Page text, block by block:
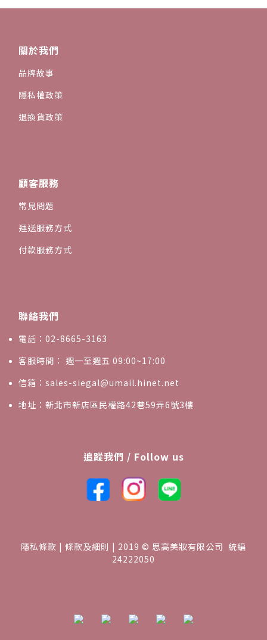
關於我們
品牌故事
隱私權政策
退換貨政策
顧客服務
常見問題
運送服務方式
付款服務方式
聯絡我們
電話：02-8665-3163
客服時間： 週一至週五 09:00~17:00
信箱：sales-siegal@umail.hinet.net
地址：新北市新店區民權路42巷59弄6號3樓
追蹤我們 / Follow us
隱私條款 | 條款及細則 | 2019 © 思高美妝有限公司 統編
24222050